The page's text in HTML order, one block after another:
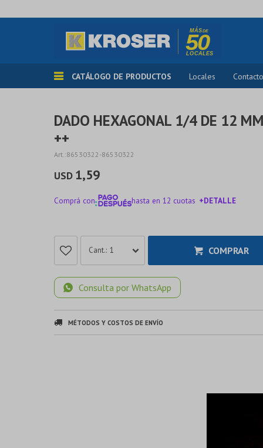
CATÁLOGO DE PRODUCTOS Locales Contacto
DADO HEXAGONAL 1/4 DE 12
++
86530322-86530322
USD 1,59
Comprá con hasta en 12 cuotas +DETALLE
1 COMPRAR
Consulta por WhatsApp
MÉTODOS Y COSTOS DE ENVÍO